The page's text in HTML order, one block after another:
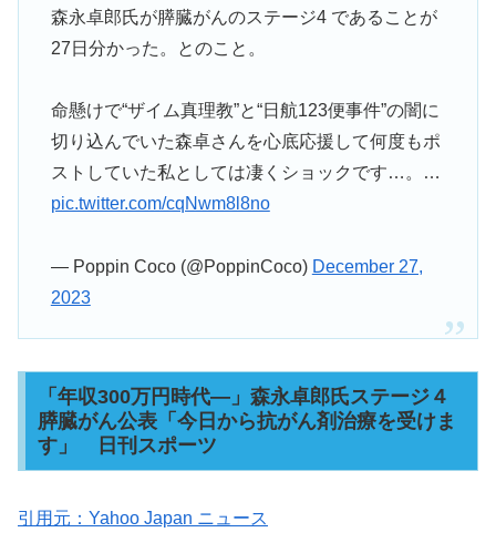
森永卓郎氏が膵臓がんのステージ4 であることが
27日分かった。とのこと。
命懸けで“ザイム真理教”と“日航123便事件”の闇に
切り込んでいた森卓さんを心底応援して何度もポ
ストしていた私としては凄くショックです…。…
pic.twitter.com/cqNwm8l8no
— Poppin Coco (@PoppinCoco) December 27,
2023
「年収300万円時代―」森永卓郎氏ステージ４
膵臓がん公表「今日から抗がん剤治療を受けま
す」 日刊スポーツ
引用元：Yahoo Japan ニュース